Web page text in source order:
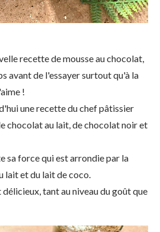
recette de mousse au chocolat,
avant de l'essayer surtout qu'à la
!
une recette du chef pâtissier
chocolat au lait, de chocolat noir et
sa force qui est arrondie par la
lait et du lait de coco.
tant au niveau du goût que